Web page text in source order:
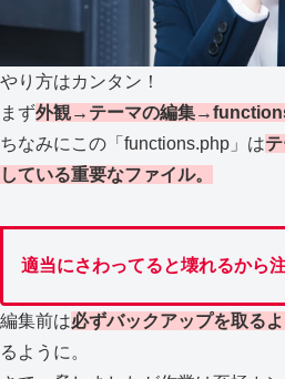
やり方はカンタン！
まず外観→テーマの編集
ちなみにこの「functions.php」は
している重要なファイル。
適当にさわってると壊れるから注
編集前は必ずバックアップを取る
るように。